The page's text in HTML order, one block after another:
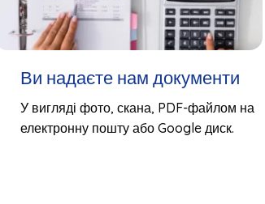
Ви надаєте нам документи
У вигляді фото, скана, PDF-файлом на
електронну пошту або Google диск.